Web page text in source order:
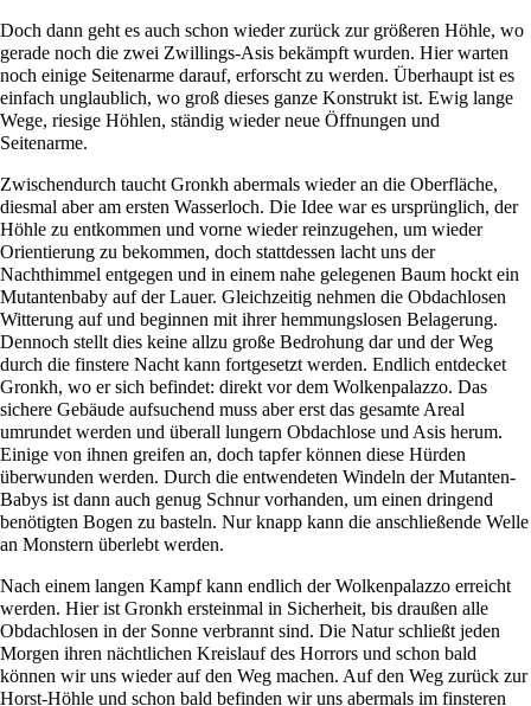
Doch dann geht es auch schon wieder zurück zur größeren Höhle, wo
gerade noch die zwei Zwillings-Asis bekämpft wurden. Hier warten
noch einige Seitenarme darauf, erforscht zu werden. Überhaupt ist es
einfach unglaublich, wo groß dieses ganze Konstrukt ist. Ewig lange
Wege, riesige Höhlen, ständig wieder neue Öffnungen und
Seitenarme.
Zwischendurch taucht Gronkh abermals wieder an die Oberfläche,
diesmal aber am ersten Wasserloch. Die Idee war es ursprünglich, der
Höhle zu entkommen und vorne wieder reinzugehen, um wieder
Orientierung zu bekommen, doch stattdessen lacht uns der
Nachthimmel entgegen und in einem nahe gelegenen Baum hockt ein
Mutantenbaby auf der Lauer. Gleichzeitig nehmen die Obdachlosen
Witterung auf und beginnen mit ihrer hemmungslosen Belagerung.
Dennoch stellt dies keine allzu große Bedrohung dar und der Weg
durch die finstere Nacht kann fortgesetzt werden. Endlich entdecket
Gronkh, wo er sich befindet: direkt vor dem Wolkenpalazzo. Das
sichere Gebäude aufsuchend muss aber erst das gesamte Areal
umrundet werden und überall lungern Obdachlose und Asis herum.
Einige von ihnen greifen an, doch tapfer können diese Hürden
überwunden werden. Durch die entwendeten Windeln der Mutanten-
Babys ist dann auch genug Schnur vorhanden, um einen dringend
benötigten Bogen zu basteln. Nur knapp kann die anschließende Welle
an Monstern überlebt werden.
Nach einem langen Kampf kann endlich der Wolkenpalazzo erreicht
werden. Hier ist Gronkh ersteinmal in Sicherheit, bis draußen alle
Obdachlosen in der Sonne verbrannt sind. Die Natur schließt jeden
Morgen ihren nächtlichen Kreislauf des Horrors und schon bald
können wir uns wieder auf den Weg machen. Auf den Weg zurück zur
Horst-Höhle und schon bald befinden wir uns abermals im finsteren